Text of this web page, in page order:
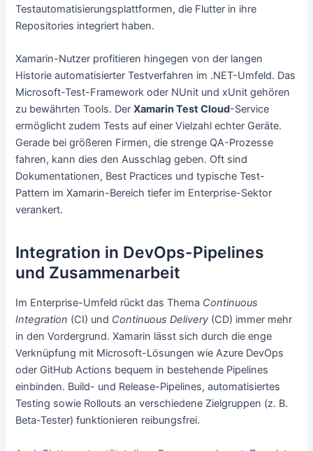
Testautomatisierungsplattformen, die Flutter in ihre
Repositories integriert haben.
Xamarin-Nutzer profitieren hingegen von der langen
Historie automatisierter Testverfahren im .NET-Umfeld. Das
Microsoft-Test-Framework oder NUnit und xUnit gehören
zu bewährten Tools. DerXamarin Test Cloud-Service
ermöglicht zudem Tests auf einer Vielzahl echter Geräte.
Gerade bei größeren Firmen, die strenge QA-Prozesse
fahren, kann dies den Ausschlag geben. Oft sind
Dokumentationen, Best Practices und typische Test-
Pattern im Xamarin-Bereich tiefer im Enterprise-Sektor
verankert.
Integration in DevOps-Pipelines
und Zusammenarbeit
Im Enterprise-Umfeld rückt das Thema Continuous
Integration (CI) und Continuous Delivery (CD) immer mehr
in den Vordergrund. Xamarin lässt sich durch die enge
Verknüpfung mit Microsoft-Lösungen wie Azure DevOps
oder GitHub Actions bequem in bestehende Pipelines
einbinden. Build- und Release-Pipelines, automatisiertes
Testing sowie Rollouts an verschiedene Zielgruppen (z. B.
Beta-Tester) funktionieren reibungsfrei.